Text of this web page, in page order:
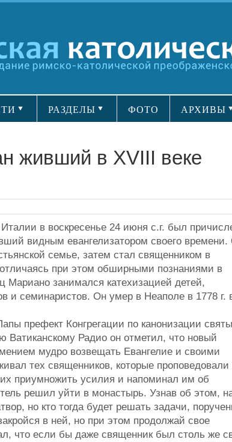
РАЗДЕЛЫ ФОТО АРХИВЫ
живший в XVIII веке
в воскресенье 24 июня с.г. был
видным евангелизатором своего времени.
семье, затем стал священником в
при этом обширными познаниями в
Мариано занимался катехизацией детей,
и семинаристов. Он умер в Неаполе в 1778 г.
префект Конгрегации по канонизации
Радио он отметил, что новый
мудро возвещать Евангелие и своими
тех священников, которые проповедовали
приумножить усилия и напоминал им об
решил уйти в монастырь. Узнав об этом,
но кто тогда будет решать задачи,
в ней, но при этом продолжай свое
что если бы даже священник был столь же